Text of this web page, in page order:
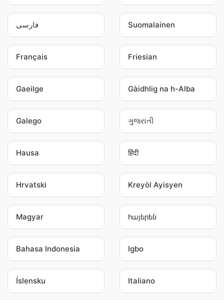
فارسی Suomalainen
Français Friesian
Gaeilge Gàidhlig na h-Alba
Galego ગુજરાતી
Hausa हिंदी
Hrvatski Kreyòl Ayisyen
Magyar հայերեն
Bahasa Indonesia Igbo
Íslensku Italiano